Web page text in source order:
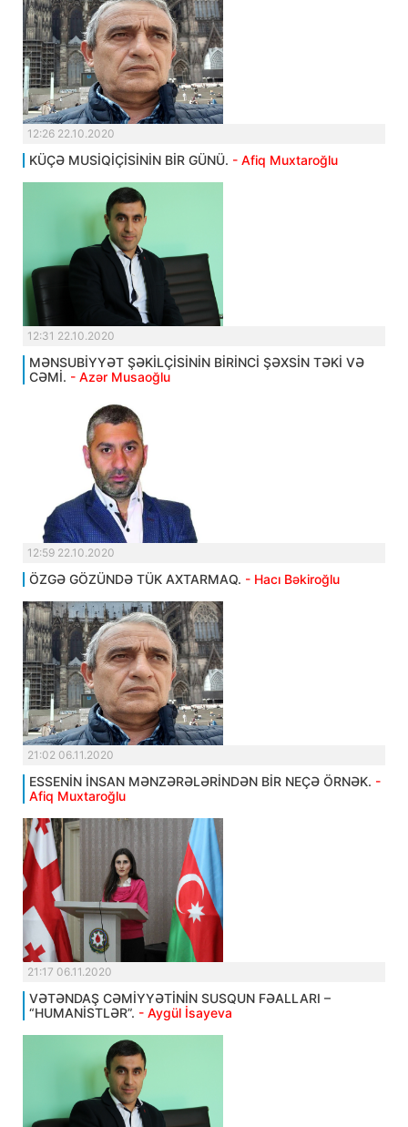
12:26 22.10.2020
KÜÇƏ MUSİQİÇİSİNİN BİR GÜNÜ. - Afiq Muxtaroğlu
12:31 22.10.2020
MƏNSUBİYYƏT ŞƏKİLÇİSİNİN BİRİNCİ ŞƏXSİN TƏKİ VƏ
CƏMİ. - Azər Musaoğlu
12:59 22.10.2020
ÖZGƏ GÖZÜNDƏ TÜK AXTARMAQ. - Hacı Bəkiroğlu
21:02 06.11.2020
ESSENİN İNSAN MƏNZƏRƏLƏRİNDƏN BİR NEÇƏ ÖRNƏK. -
Afiq Muxtaroğlu
21:17 06.11.2020
VƏTƏNDAŞ CƏMİYYƏTİNİN SUSQUN FƏALLARI –
“HUMANİSTLƏR”. - Aygül İsayeva